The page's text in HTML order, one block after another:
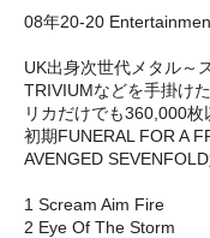
08年20-20
UK出身次世代メタル～
TRIVIUMなどを手掛け
リカだけでも360,000枚
初期FUNERAL FOR A
AVENGED
1 Scream Aim Fire
2 Eye Of The Storm